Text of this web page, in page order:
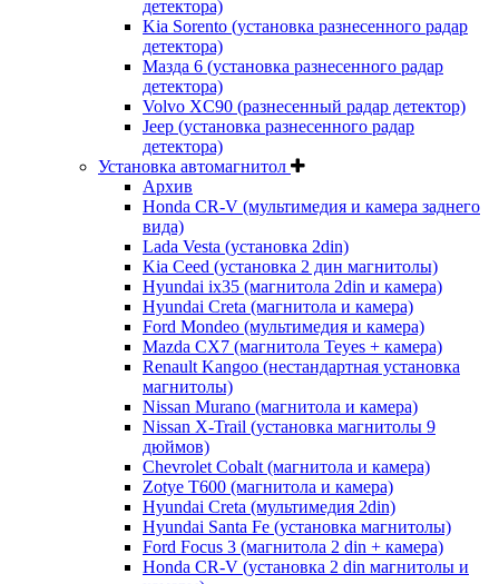
детектора)
Kia Sorento (установка разнесенного радар
детектора)
Мазда 6 (установка разнесенного радар
детектора)
Volvo XC90 (разнесенный радар детектор)
Jeep (установка разнесенного радар
детектора)
Установка автомагнитол
Архив
Honda CR-V (мультимедия и камера заднего
вида)
Lada Vesta (установка 2din)
Kia Ceed (установка 2 дин магнитолы)
Hyundai ix35 (магнитола 2din и камера)
Hyundai Creta (магнитола и камера)
Ford Mondeo (мультимедия и камера)
Mazda CX7 (магнитола Teyes + камера)
Renault Kangoo (нестандартная установка
магнитолы)
Nissan Murano (магнитола и камера)
Nissan X-Trail (установка магнитолы 9
дюймов)
Chevrolet Cobalt (магнитола и камера)
Zotye T600 (магнитола и камера)
Hyundai Creta (мультимедия 2din)
Hyundai Santa Fe (установка магнитолы)
Ford Focus 3 (магнитола 2 din + камера)
Honda CR-V (установка 2 din магнитолы и